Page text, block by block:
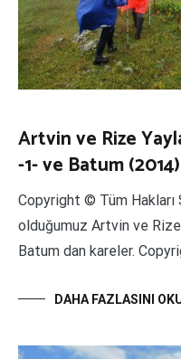
Artvin ve Rize
-1- ve Batum (2014)
Copyright © Tüm Hakları
olduğumuz Artvin ve Rize
Batum dan kareler.
DAHA FAZLASINI